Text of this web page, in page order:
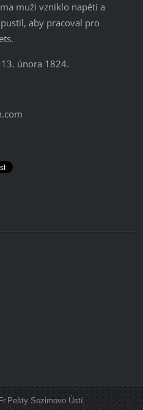
muži vzniklo napětí a
aby pracoval pro
února 1824.
Sezimovo Ústí